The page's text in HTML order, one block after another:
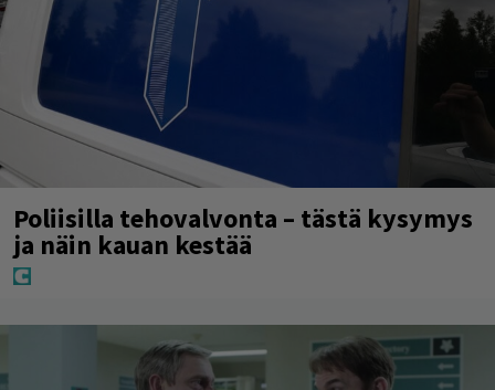
Poliisilla tehovalvonta – tästä kysymys
ja näin kauan kestää